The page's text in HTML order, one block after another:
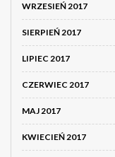
WRZESIEŃ 2017
SIERPIEŃ 2017
LIPIEC 2017
CZERWIEC 2017
MAJ 2017
KWIECIEŃ 2017